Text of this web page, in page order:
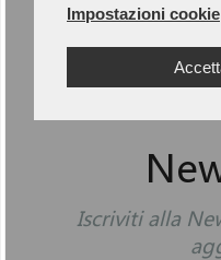
Impostazioni cookie
Iscriviti alla